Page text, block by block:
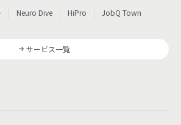
Neuro Dive HiPro JobQ Town
サービス一覧